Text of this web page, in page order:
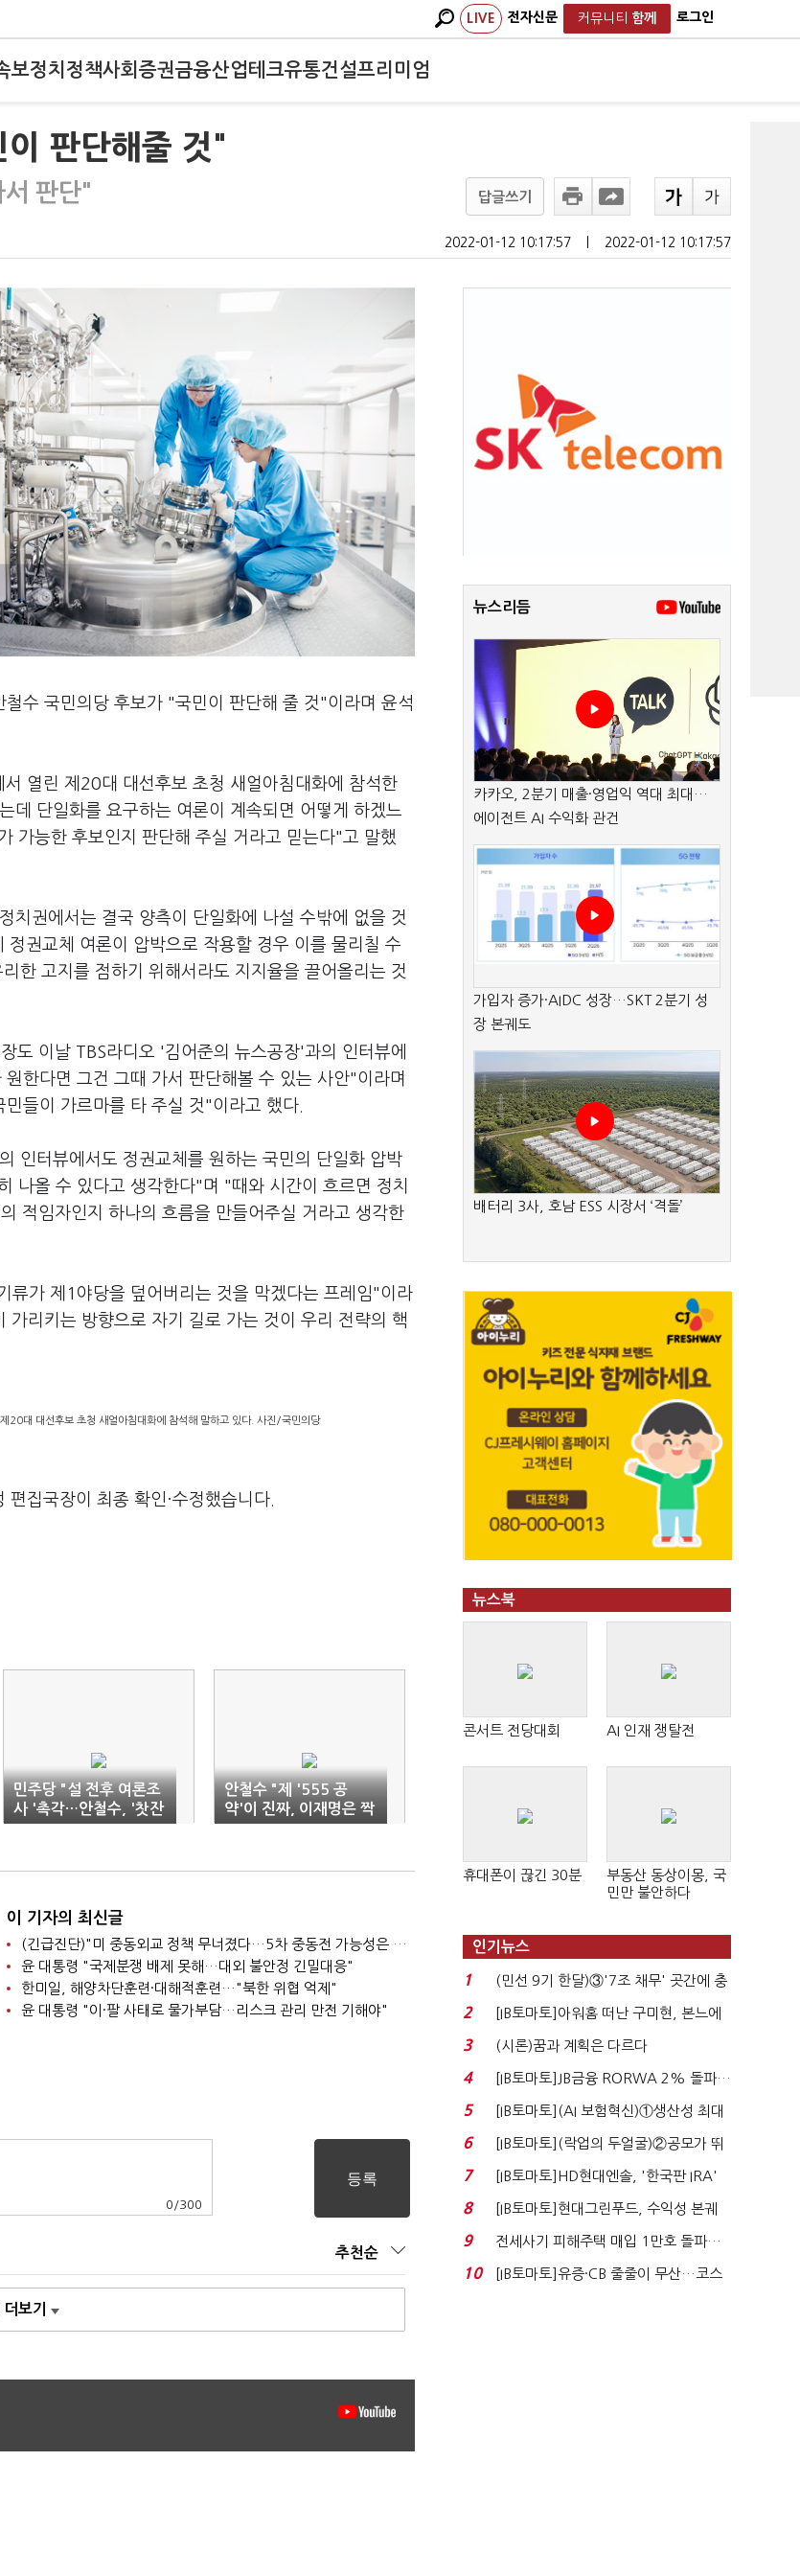
LIVE 전자신문 커뮤니티 함께 로그인
보정치 정책사회 증권금융산업테크유통건설프리미엄
판단해줄 것"
판단" 답글쓰기
2022-01-12 10:17:57 2022-01-12 10:17:57
수 국민의당 후보가 "국민이 판단해 줄 것"이라며 윤석
열린 제20대 대선후보 초청 새얼아침대화에 참석한
데 단일화를 요구하는 여론이 계속되면 어떻게 하겠느
가능한 후보인지 판단해 주실 거라고 믿는다"고 말했
치권에서는 결국 양측이 단일화에 나설 수밖에 없을 것
권교체 여론이 압박으로 작용할 경우 이를 물리칠 수
한 고지를 점하기 위해서라도 지지율을 끌어올리는 것
도 이날 TBS라디오 '김어준의 뉴스공장'과의 인터뷰에
한다면 그건 그때 가서 판단해볼 수 있는 사안"이라며
들이 가르마를 타 주실 것"이라고 했다.
인터뷰에서도 정권교체를 원하는 국민의 단일화 압박
나올 수 있다고 생각한다"며 "때와 시간이 흐르면 정치
적임자인지 하나의 흐름을 만들어주실 거라고 생각한
류가 제1야당을 덮어버리는 것을 막겠다는 프레임"이라
리키는 방향으로 자기 길로 가는 것이 우리 전략의 핵
20대 대선후보 초청 새얼아침대화에 참석해 말하고 있다. 사진/국민의당
집국장이 최종 확인·수정했습니다.
민주당 "설 전후 여론조
사 '촉각…안철수, '찻잔
속 태풍'"
안철수 "제 '555 공
약'이 진짜, 이재명은 짝
퉁"
이 기자의 최신글
(긴급진단)"미 중동외교 정책 무너졌다…5차 중동전 가능성은 낮아"
윤 대통령 "국제분쟁 배제 못해…대외 불안정 긴밀대응"
한미일, 해양차단훈련·대해적훈련…"북한 위협 억제"
윤 대통령 "이·팔 사태로 물가부담…리스크 관리 만전 기해야"
0 /300
추천순
보기
뉴스리듬
카카오, 2분기 매출·영업익 역대 최대…
에이전트 AI 수익화 관건
가입자 증가·AIDC 성장…SKT 2분기 성
장 본궤도
배터리 3사, 호남 ESS 시장서 ‘격돌’
뉴스북
콘서트 전당대회 AI 인재 쟁탈전
휴대폰이 끊긴 30분
부동산 동상이몽, 국
민만 불안하다
인기뉴스
1
(민선 9기 한달)③'7조 채무' 곳간에 충
격…추미애, 20년...
2
[IB토마토]아워홈 떠난 구미현, 본느에
340억 베팅…가...
3 (시론)꿈과 계획은 다르다
4
[IB토마토]JB금융 RORWA 2% 돌파…
실적 견인은 은행 ...
5
[IB토마토](AI 보험혁신)①생산성 최대
80% 개선…현실...
6
[IB토마토](락업의 두얼굴)②공모가 뛰
자 첫날 매도…FI ...
7
[IB토마토]HD현대엔솔, '한국판 IRA'
수혜 부상…세액공...
8
[IB토마토]현대그린푸드, 수익성 본궤
도…실적 개선에 ...
9
전세사기 피해주택 매입 1만호 돌파…
누적 피해자 4만2...
10
[IB토마토]유증·CB 줄줄이 무산…코스